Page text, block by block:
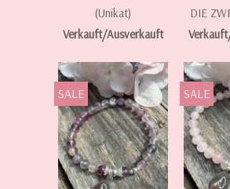
(Unikat)
Verkauft/Ausverkauft
DIE
SALE SALE